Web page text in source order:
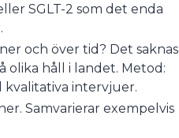
SGLT-2 som det enda
och över tid? Det saknas
olika håll i landet. Metod:
kvalitativa intervjuer.
Samvarierar exempelvis